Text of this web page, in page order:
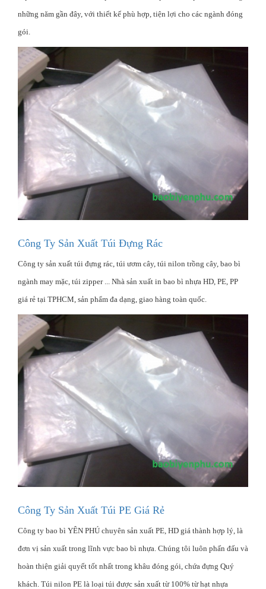
những năm gần đây, với thiết kế phù hợp, tiện lợi cho các ngành đóng
gói.
Công Ty Sản Xuất Túi Đựng Rác
Công ty sản xuất túi đựng rác, túi ươm cây, túi nilon trồng cây, bao bì
ngành may mặc, túi zipper ... Nhà sản xuất in bao bì nhựa HD, PE, PP
giá rẻ tại TPHCM, sản phẩm đa dạng, giao hàng toàn quốc.
Công Ty Sản Xuất Túi PE Giá Rẻ
Công ty bao bì YÊN PHÚ chuyên sản xuất PE, HD giá thành hợp lý, là
đơn vị sản xuất trong lĩnh vực bao bì nhựa. Chúng tôi luôn phấn đấu và
hoàn thiện giải quyết tốt nhất trong khâu đóng gói, chứa đựng Quý
khách. Túi nilon PE là loại túi được sản xuất từ 100% từ hạt nhựa